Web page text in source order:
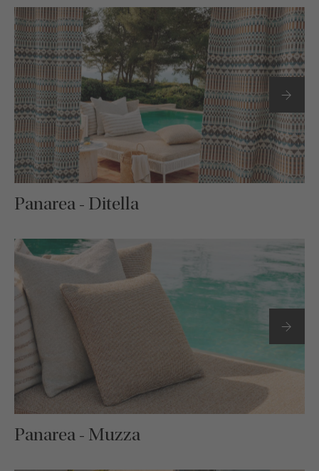
Panarea - Ditella
Panarea - Muzza